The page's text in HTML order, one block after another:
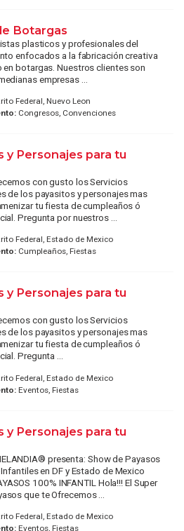
Botargas
plasticos y profesionales del
enfocados a la fabricación creativa
en botargas. Nuestros clientes son
empresas ...
Federal, Nuevo Leon
Congresos, Convenciones
y Personajes para tu
con gusto los Servicios
de los payasitos y personajes mas
tu fiesta de cumpleaños ó
Pregunta por nuestros ...
Federal, Estado de Mexico
Cumpleaños, Fiestas
y Personajes para tu
con gusto los Servicios
de los payasitos y personajes mas
tu fiesta de cumpleaños ó
Pregunta ...
Federal, Estado de Mexico
Eventos, Fiestas
y Personajes para tu
presenta: Show de Payasos
en DF y Estado de Mexico
100% INFANTIL Hola!!! El Super
que te Ofrecemos ...
Federal, Estado de Mexico
Eventos, Fiestas